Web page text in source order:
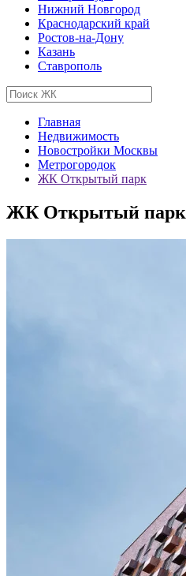
Нижний Новгород
Краснодарский край
Ростов-на-Дону
Казань
Ставрополь
Главная
Недвижимость
Новостройки Москвы
Метрогородок
ЖК Открытый парк
ЖК Открытый парк